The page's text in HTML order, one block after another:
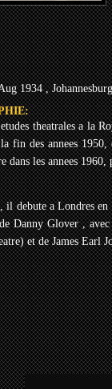
1934 ,
theatrales a la
fin des annees
dans les annees
il debute a Londres
Danny Glover ,
et de James Earl